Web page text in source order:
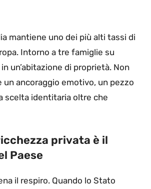
mantiene uno dei più alti tassi di
Intorno a tre famiglie su
un’abitazione di proprietà. Non
un ancoraggio emotivo, un pezzo
scelta identitaria oltre che
privata è il
Paese
il respiro. Quando lo Stato